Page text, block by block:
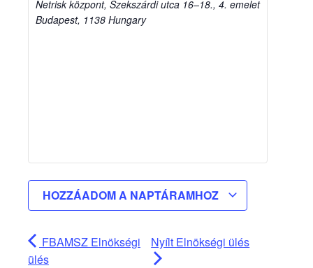
Netrisk központ, Szekszárdi utca 16–18., 4. emelet
Budapest, 1138 Hungary
HOZZÁADOM A NAPTÁRAMHOZ
FBAMSZ Elnökségi
ülés
Nyílt Elnökségi ülés